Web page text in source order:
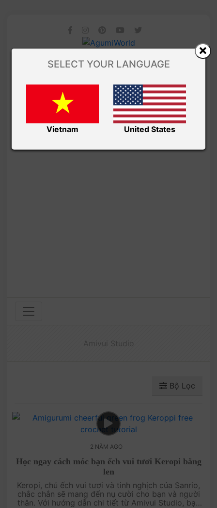
Bộ Lọc
2 NĂM AGO
Học ngay cách móc bạn ếch vui tươi Keropi bằng
len
Keropi, chú ếch vui tươi và tinh nghịch của Sanrio,
chắc chắn sẽ mang đến nụ cười cho bạn và người
thân. Với hướng dẫn chi tiết từ Amivui Studio, bạn
SELECT YOUR LANGUAGE
Vietnam United States